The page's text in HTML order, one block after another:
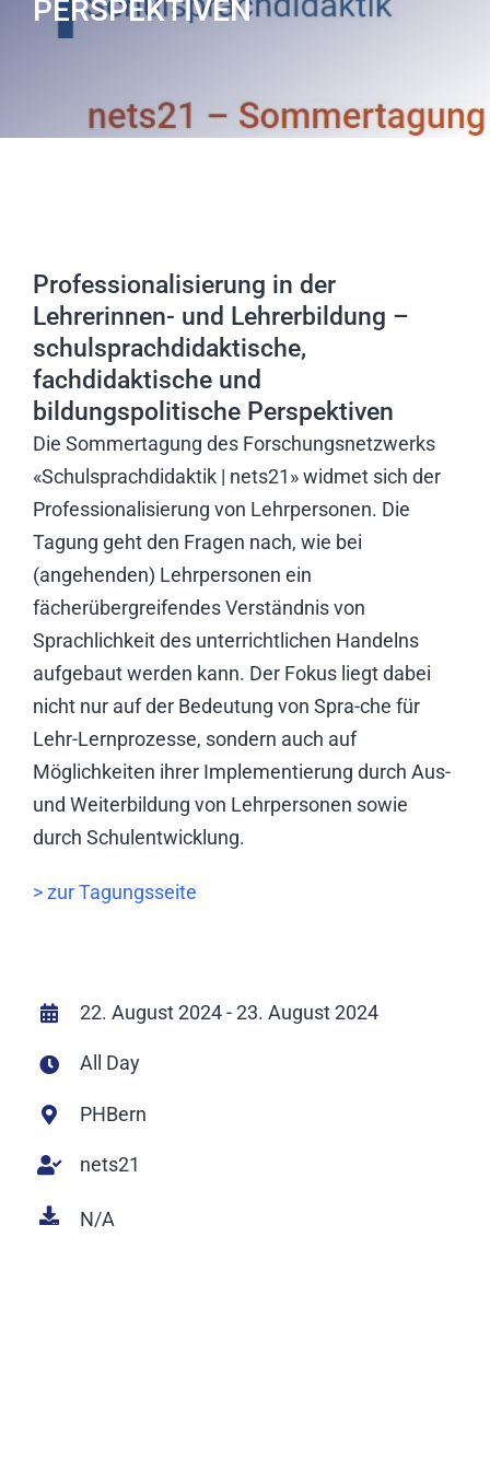
PERSPEKTIVEN
Professionalisierung in der
Lehrerinnen- und Lehrerbildung –
schulsprachdidaktische,
fachdidaktische und
bildungspolitische Perspektiven
Die Sommertagung des Forschungsnetzwerks
«Schulsprachdidaktik | nets21» widmet sich der
Professionalisierung von Lehrpersonen. Die
Tagung geht den Fragen nach, wie bei
(angehenden) Lehrpersonen ein
fächerübergreifendes Verständnis von
Sprachlichkeit des unterrichtlichen Handelns
aufgebaut werden kann. Der Fokus liegt dabei
nicht nur auf der Bedeutung von Spra-che für
Lehr-Lernprozesse, sondern auch auf
Möglichkeiten ihrer Implementierung durch Aus-
und Weiterbildung von Lehrpersonen sowie
durch Schulentwicklung.
> zur Tagungsseite
22. August 2024 - 23. August 2024
All Day
PHBern
nets21